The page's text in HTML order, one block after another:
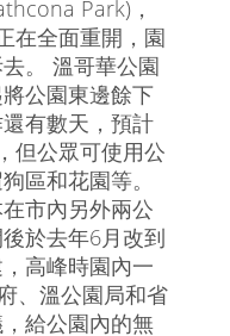
Park)，
在全面重開，園
。 溫哥華公園
公園東邊餘下
有數天，預計
但公眾可使用公
區和花園等。
市內另外兩公
於去年6月改到
高峰時園內一
、溫公園局和省
給公園內的無